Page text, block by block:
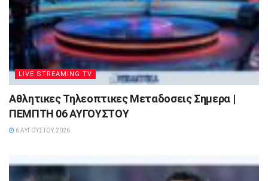
LIVE STREAMING TV
Αθλητικες Τηλεοπτικες Μεταδοσεις Σημερα |
ΠΕΜΠΤΗ 06 ΑΥΓΟΥΣΤΟΥ
6 ΑΥΓΟΎΣΤΟΥ, 2026